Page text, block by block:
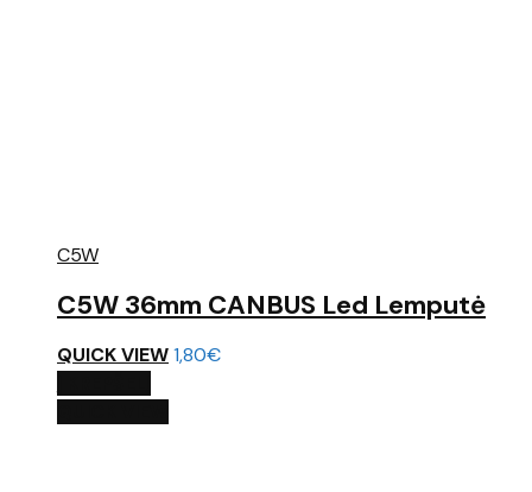
C5W
C5W 36mm CANBUS Led Lemputė
QUICK VIEW1,80€